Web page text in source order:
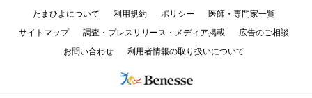
たまひよについて 利用規約 ポリシー
医師・専門家一覧
サイトマップ
調査・プレスリリース・メディア掲載
広告のご相談
お問い合わせ
利用者情報の取り扱いについて